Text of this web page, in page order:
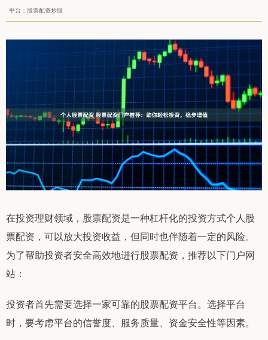
平台：股票配资炒股
在投资理财领域，股票配资是一种杠杆化的投资方式个人股
票配资，可以放大投资收益，但同时也伴随着一定的风险。
为了帮助投资者安全高效地进行股票配资，推荐以下门户网
站：
投资者首先需要选择一家可靠的股票配资平台。选择平台
时，要考虑平台的信誉度、服务质量、资金安全性等因素。